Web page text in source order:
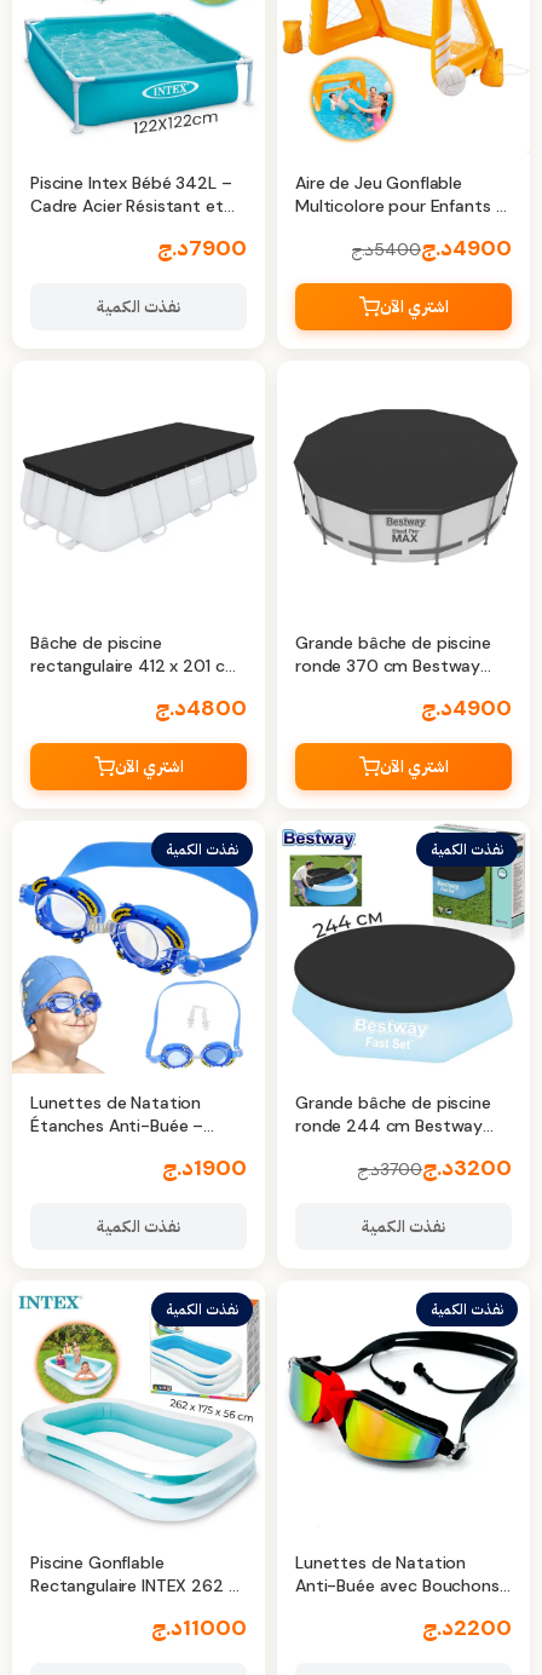
Aire de Jeu Gonflable
Multicolore pour Enfants –
4900د.ج5400د.ج
اشتري الآن
Piscine Intex Bébé 342L –
Cadre Acier Résistant et
7900د.ج
نفذت الكمية
Grande bâche de piscine
ronde 370 cm Bestway
4900د.ج
اشتري الآن
Bâche de piscine
rectangulaire 412 x 201 cm
4800د.ج
اشتري الآن
نفذت الكمية
Grande bâche de piscine
ronde 244 cm Bestway
3200د.ج3700د.ج
نفذت الكمية
نفذت الكمية
Lunettes de Natation
Étanches Anti-Buée –
Ajustement Parfait
1900د.ج
نفذت الكمية
نفذت الكمية
Lunettes de Natation
Anti-Buée avec Bouchons
2200د.ج
نفذت الكمية
Piscine Gonflable
Rectangulaire INTEX 262 x
Familiale à Domicile11000د.ج